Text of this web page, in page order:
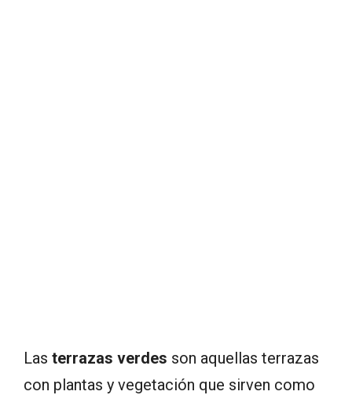
Las terrazas verdes son aquellas terrazas
con plantas y vegetación que sirven como